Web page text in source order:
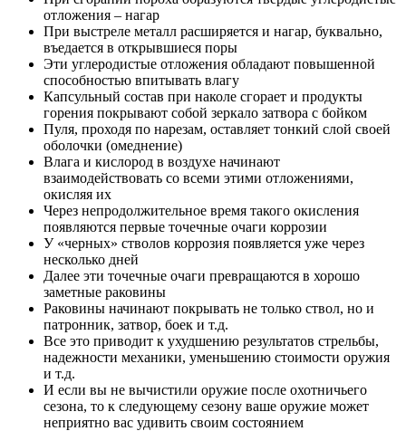
отложения – нагар
При выстреле металл расширяется и нагар, буквально,
въедается в открывшиеся поры
Эти углеродистые отложения обладают повышенной
способностью впитывать влагу
Капсульный состав при наколе сгорает и продукты
горения покрывают собой зеркало затвора с бойком
Пуля, проходя по нарезам, оставляет тонкий слой своей
оболочки (омеднение)
Влага и кислород в воздухе начинают
взаимодействовать со всеми этими отложениями,
окисляя их
Через непродолжительное время такого окисления
появляются первые точечные очаги коррозии
У «черных» стволов коррозия появляется уже через
несколько дней
Далее эти точечные очаги превращаются в хорошо
заметные раковины
Раковины начинают покрывать не только ствол, но и
патронник, затвор, боек и т.д.
Все это приводит к ухудшению результатов стрельбы,
надежности механики, уменьшению стоимости оружия
и т.д.
И если вы не вычистили оружие после охотничьего
сезона, то к следующему сезону ваше оружие может
неприятно вас удивить своим состоянием